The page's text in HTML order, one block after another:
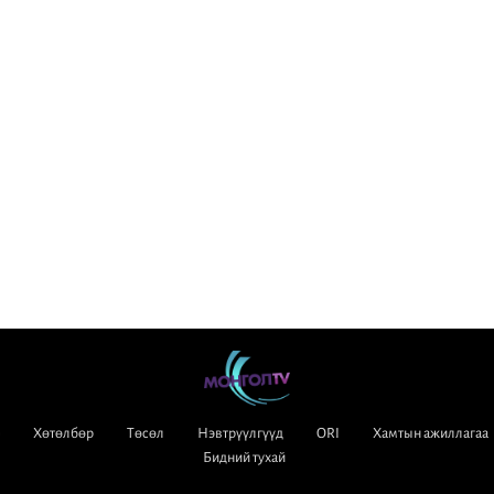
Хөтөлбөр Төсөл Нэвтрүүлгүүд ORI Хамтын ажиллагаа
Бидний тухай